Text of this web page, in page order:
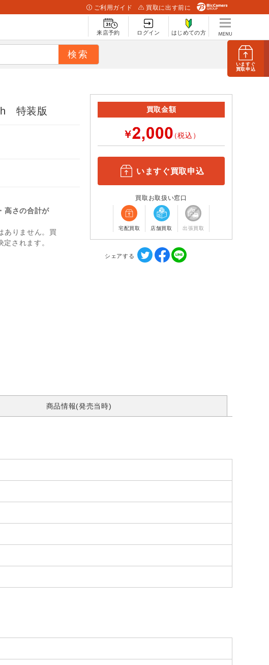
いますぐ
買取申込
ご利用ガイド 買取に出す前に
来店予約 ログイン はじめての方
特装版
高さの合計が
ありません。買
されます。
買取金額
￥ （税込）
いますぐ買取申込
買取お取扱い窓口
宅配買取 店舗買取 出張買取
シェアする
商品情報(発売当時)